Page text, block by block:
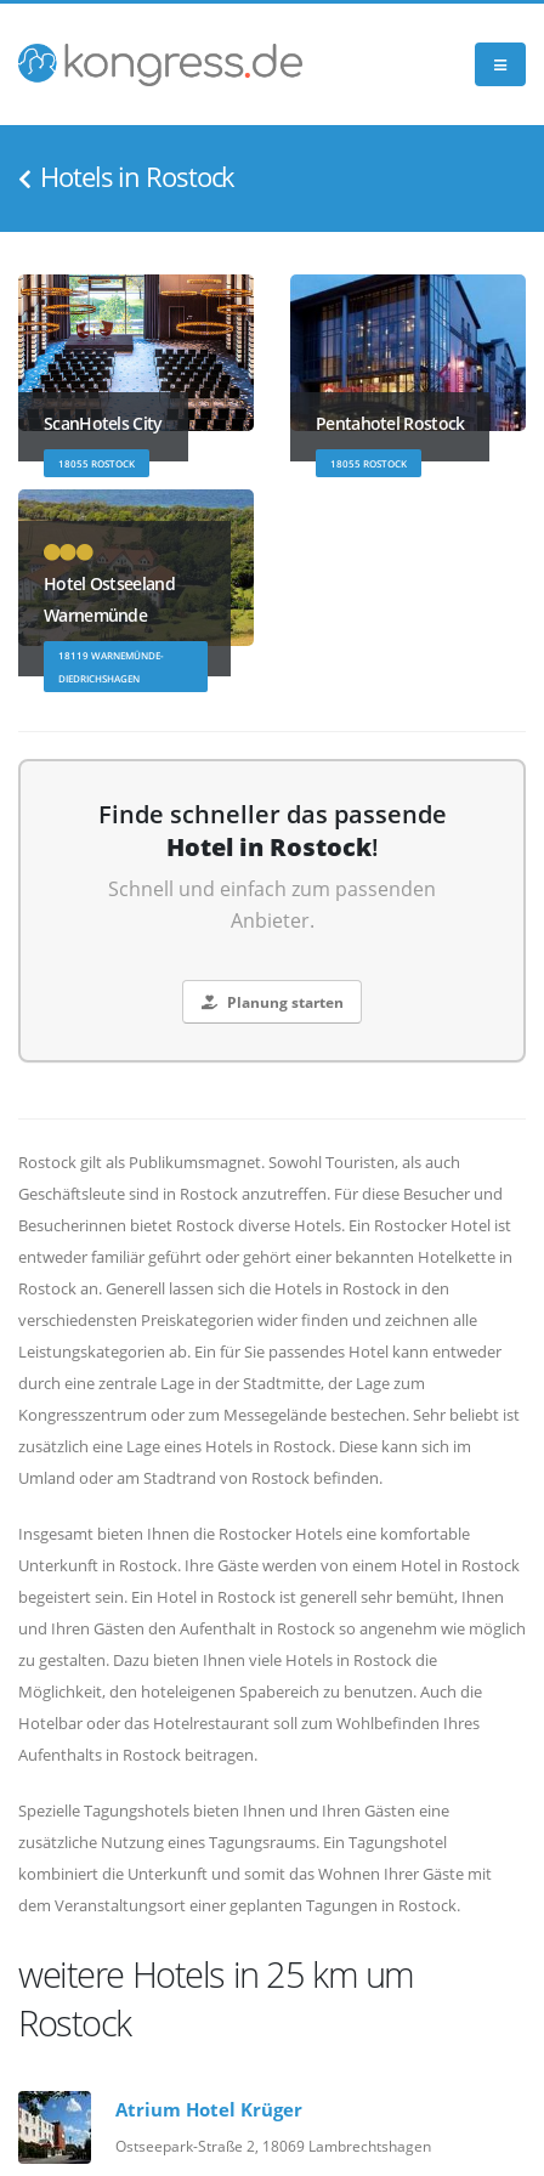
Hotels in Rostock
ScanHotels City
18055 ROSTOCK
Pentahotel Rostock
18055 ROSTOCK
Hotel Ostseeland
Warnemünde
18119 WARNEMÜNDE-
DIEDRICHSHAGEN
Finde schneller das passende
Hotel in Rostock!
Schnell und einfach zum passenden
Anbieter.
Planung starten
Rostock gilt als Publikumsmagnet. Sowohl Touristen, als auch
Geschäftsleute sind in Rostock anzutreffen. Für diese Besucher und
Besucherinnen bietet Rostock diverse Hotels. Ein Rostocker Hotel ist
entweder familiär geführt oder gehört einer bekannten Hotelkette in
Rostock an. Generell lassen sich die Hotels in Rostock in den
verschiedensten Preiskategorien wider finden und zeichnen alle
Leistungskategorien ab. Ein für Sie passendes Hotel kann entweder
durch eine zentrale Lage in der Stadtmitte, der Lage zum
Kongresszentrum oder zum Messegelände bestechen. Sehr beliebt ist
zusätzlich eine Lage eines Hotels in Rostock. Diese kann sich im
Umland oder am Stadtrand von Rostock befinden.
Insgesamt bieten Ihnen die Rostocker Hotels eine komfortable
Unterkunft in Rostock. Ihre Gäste werden von einem Hotel in Rostock
begeistert sein. Ein Hotel in Rostock ist generell sehr bemüht, Ihnen
und Ihren Gästen den Aufenthalt in Rostock so angenehm wie möglich
zu gestalten. Dazu bieten Ihnen viele Hotels in Rostock die
Möglichkeit, den hoteleigenen Spabereich zu benutzen. Auch die
Hotelbar oder das Hotelrestaurant soll zum Wohlbefinden Ihres
Aufenthalts in Rostock beitragen.
Spezielle Tagungshotels bieten Ihnen und Ihren Gästen eine
zusätzliche Nutzung eines Tagungsraums. Ein Tagungshotel
kombiniert die Unterkunft und somit das Wohnen Ihrer Gäste mit
dem Veranstaltungsort einer geplanten Tagungen in Rostock.
weitere Hotels in 25 km um
Rostock
Atrium Hotel Krüger
Ostseepark-Straße 2, 18069 Lambrechtshagen